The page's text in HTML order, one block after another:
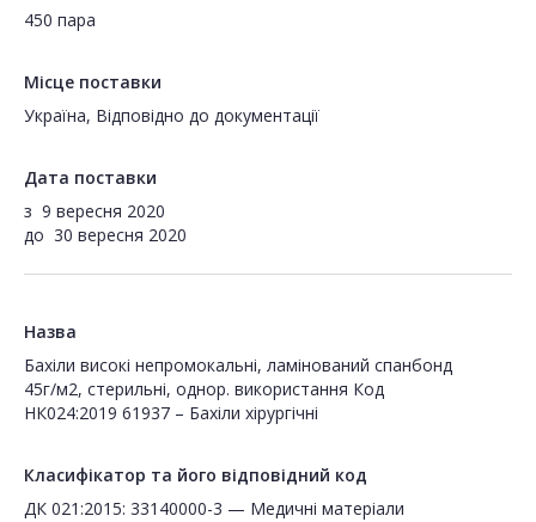
450 пара
Місце поставки
Україна, Відповідно до документації
Дата поставки
з 9 вересня 2020
до 30 вересня 2020
Назва
Бахіли високі непромокальні, ламінований спанбонд
45г/м2, стерильні, однор. використання Код
НК024:2019 61937 – Бахіли хірургічні
Класифікатор та його відповідний код
ДК 021:2015: 33140000-3 — Медичні матеріали